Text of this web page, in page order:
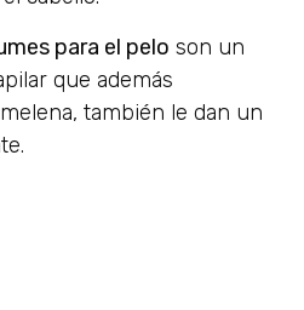
para el pelo son un
que además
también le dan un